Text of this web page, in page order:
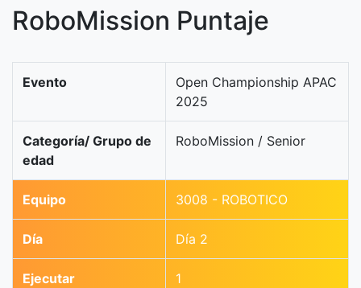
RoboMission Puntaje
Evento
Open Championship APAC
2025
Categoría/ Grupo de
edad
RoboMission / Senior
Equipo 3008 - ROBOTICO
Día Día 2
Ejecutar 1